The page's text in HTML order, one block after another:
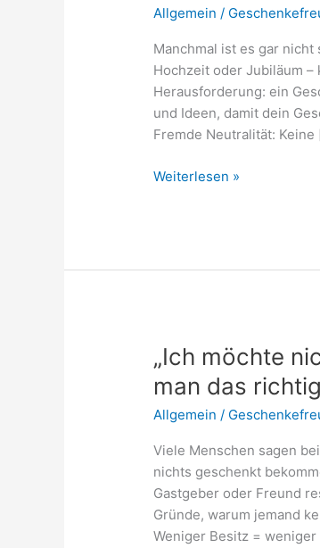
Allgemein /
Manchmal ist es gar
Hochzeit oder Jubiläum
Herausforderung: ein
und Ideen, damit dein
Fremde Neutralität:
Was
Ideen
für
neutrale
Weiterlesen »
„Ich möchte
man das
Allgemein /
Viele Menschen sagen
nichts geschenkt
Gastgeber oder Freund
Gründe, warum jemand
Weniger Besitz =